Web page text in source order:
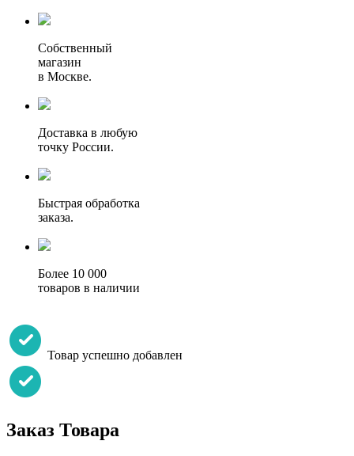
Собственный
магазин
в Москве.
Доставка в любую
точку России.
Быстрая обработка
заказа.
Более 10 000
товаров в наличии
Товар успешно добавлен
Заказ Товара